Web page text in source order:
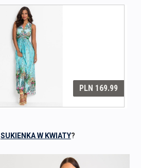
SUKIENKA W KWIATY?